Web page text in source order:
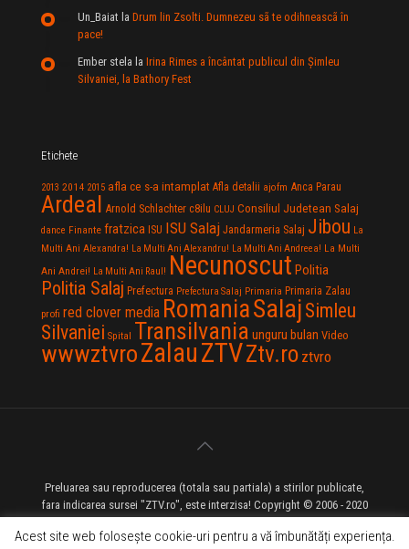
Un_Baiat la Drum lin Zsolti. Dumnezeu sã te odihneascã în
pace!
Ember stela la Irina Rimes a încântat publicul din Şimleu
Silvaniei, la Bathory Fest
Etichete
2013 2014 2015 afla ce s-a intamplat Afla detalii ajofm Anca Parau
Ardeal Arnold Schlachter c8ilu CLUJ Consiliul Judetean Salaj
dance Finante fratzica ISU ISU Salaj Jandarmeria Salaj Jibou La
Multi Ani Alexandra! La Multi Ani Alexandru! La Multi Ani Andreea! La Multi
Ani Andrei! La Multi Ani Raul! Necunoscut Politia
Politia Salaj Prefectura Prefectura Salaj Primaria Primaria Zalau
profi red clover media RomaniaSalaj Simleu
Silvaniei Spital Transilvania unguru bulan Video
wwwztvroZalauZTVZtv.ro ztvro
Preluarea sau reproducerea (totala sau partiala) a stirilor publicate,
fara indicarea sursei "ZTV.ro", este interzisa! Copyright © 2006 - 2020
ZTV.ro - Televiziune pe Internet - Zalau TV
Acest site web folosește cookie-uri pentru a vă îmbunătăți experiența.